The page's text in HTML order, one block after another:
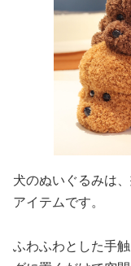
犬のぬいぐるみは、
アイテムです。
ふわふわとした手